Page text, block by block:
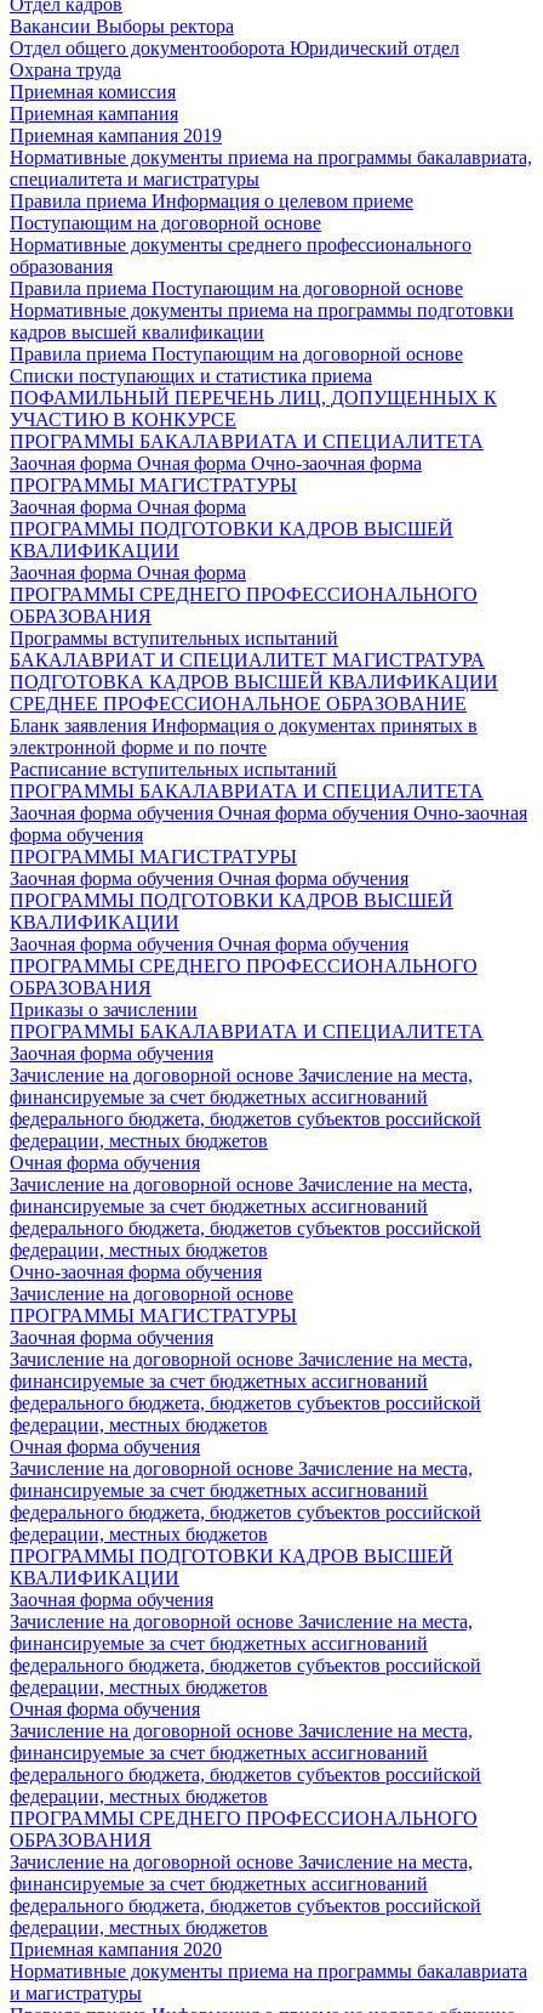
Вакансии Выборы ректора
Отдел общего документооборота Юридический отдел
Охрана труда
Приемная комиссия
Приемная кампания
Приемная кампания 2019
Нормативные документы приема на программы бакалавриата,
специалитета и магистратуры
Правила приема Информация о целевом приеме
Поступающим на договорной основе
Нормативные документы среднего профессионального
образования
Правила приема Поступающим на договорной основе
Нормативные документы приема на программы подготовки
кадров высшей квалификации
Правила приема Поступающим на договорной основе
Списки поступающих и статистика приема
ПОФАМИЛЬНЫЙ ПЕРЕЧЕНЬ ЛИЦ, ДОПУЩЕННЫХ К
УЧАСТИЮ В КОНКУРСЕ
ПРОГРАММЫ БАКАЛАВРИАТА И СПЕЦИАЛИТЕТА
Заочная форма Очная форма Очно-заочная форма
ПРОГРАММЫ МАГИСТРАТУРЫ
Заочная форма Очная форма
ПРОГРАММЫ ПОДГОТОВКИ КАДРОВ ВЫСШЕЙ
КВАЛИФИКАЦИИ
Заочная форма Очная форма
ПРОГРАММЫ СРЕДНЕГО ПРОФЕССИОНАЛЬНОГО
ОБРАЗОВАНИЯ
Программы вступительных испытаний
БАКАЛАВРИАТ И СПЕЦИАЛИТЕТ МАГИСТРАТУРА
ПОДГОТОВКА КАДРОВ ВЫСШЕЙ КВАЛИФИКАЦИИ
СРЕДНЕЕ ПРОФЕССИОНАЛЬНОЕ ОБРАЗОВАНИЕ
Бланк заявления Информация о документах принятых в
электронной форме и по почте
Расписание вступительных испытаний
ПРОГРАММЫ БАКАЛАВРИАТА И СПЕЦИАЛИТЕТА
Заочная форма обучения Очная форма обучения Очно-заочная
форма обучения
ПРОГРАММЫ МАГИСТРАТУРЫ
Заочная форма обучения Очная форма обучения
ПРОГРАММЫ ПОДГОТОВКИ КАДРОВ ВЫСШЕЙ
КВАЛИФИКАЦИИ
Заочная форма обучения Очная форма обучения
ПРОГРАММЫ СРЕДНЕГО ПРОФЕССИОНАЛЬНОГО
ОБРАЗОВАНИЯ
Приказы о зачислении
ПРОГРАММЫ БАКАЛАВРИАТА И СПЕЦИАЛИТЕТА
Заочная форма обучения
Зачисление на договорной основе Зачисление на места,
финансируемые за счет бюджетных ассигнований
федерального бюджета, бюджетов субъектов российской
федерации, местных бюджетов
Очная форма обучения
Зачисление на договорной основе Зачисление на места,
финансируемые за счет бюджетных ассигнований
федерального бюджета, бюджетов субъектов российской
федерации, местных бюджетов
Очно-заочная форма обучения
Зачисление на договорной основе
ПРОГРАММЫ МАГИСТРАТУРЫ
Заочная форма обучения
Зачисление на договорной основе Зачисление на места,
финансируемые за счет бюджетных ассигнований
федерального бюджета, бюджетов субъектов российской
федерации, местных бюджетов
Очная форма обучения
Зачисление на договорной основе Зачисление на места,
финансируемые за счет бюджетных ассигнований
федерального бюджета, бюджетов субъектов российской
федерации, местных бюджетов
ПРОГРАММЫ ПОДГОТОВКИ КАДРОВ ВЫСШЕЙ
КВАЛИФИКАЦИИ
Заочная форма обучения
Зачисление на договорной основе Зачисление на места,
финансируемые за счет бюджетных ассигнований
федерального бюджета, бюджетов субъектов российской
федерации, местных бюджетов
Очная форма обучения
Зачисление на договорной основе Зачисление на места,
финансируемые за счет бюджетных ассигнований
федерального бюджета, бюджетов субъектов российской
федерации, местных бюджетов
ПРОГРАММЫ СРЕДНЕГО ПРОФЕССИОНАЛЬНОГО
ОБРАЗОВАНИЯ
Зачисление на договорной основе Зачисление на места,
финансируемые за счет бюджетных ассигнований
федерального бюджета, бюджетов субъектов российской
федерации, местных бюджетов
Приемная кампания 2020
Нормативные документы приема на программы бакалавриата
и магистратуры